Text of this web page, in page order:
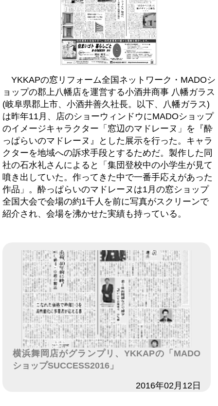
YKKAPの窓リフォーム全国ネットワーク・MADOシ
ョップの郡上八幡店を運営する小酒井商事 八幡ガラス
(岐阜県郡上市、小酒井善久社長。以下、八幡ガラス)
は昨年11月、店のショーウィンドウにMADOショップ
のイメージキャラクター「窓辺のマドレーヌ」を『酔
っぱらいのマドレーヌ』とした展示を行った。キャラ
クターを地域への訴求手段とするためだ。製作した同
社の石水礼さんによると「集団登校中の小学生が見て
噴き出していた。作ってきた中で一番手応えがあった
作品」。酔っぱらいのマドレーヌは1月の窓ショップ
全国大会で会場の約1千人を前に写真がスクリーンで
紹介され、会場を沸かせた実績も持っている。
横浜舞岡店がグランプリ、YKKAPの「MADO
ショップSUCCESS2016」
2016年02月12日